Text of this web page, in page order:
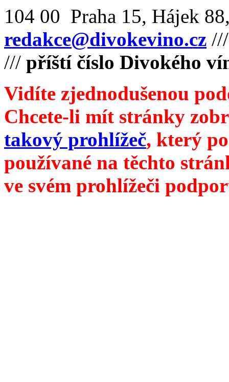
104 00 Praha 15, Hájek
redakce@divokevino.cz
/// příští číslo Divokého
Vidíte zjednodušenou
Chcete-li mít stránky
takový prohlížeč, který
používané na těchto
ve svém prohlížeči